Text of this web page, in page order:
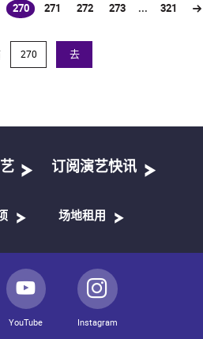
270
(current)271 272 273 ... 321
去
订阅演艺快讯
场地租用
YouTube Instagram